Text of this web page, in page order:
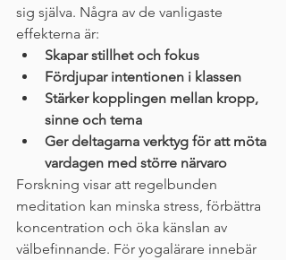
sig själva. Några av de vanligaste
effekterna är:
Skapar stillhet och fokus
Fördjupar intentionen i klassen
Stärker kopplingen mellan kropp,
sinne och tema
Ger deltagarna verktyg för att möta
vardagen med större närvaro
Forskning visar att regelbunden
meditation kan minska stress, förbättra
koncentration och öka känslan av
välbefinnande. För yogalärare innebär